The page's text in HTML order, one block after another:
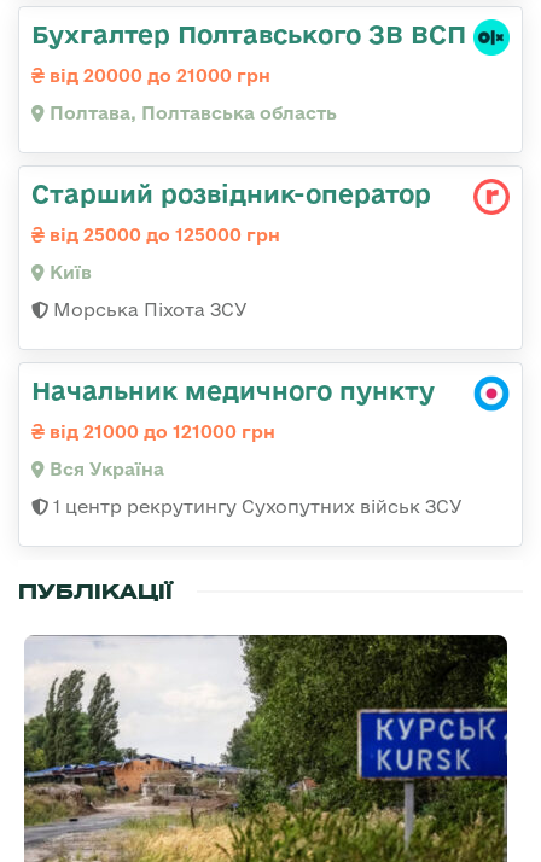
Бухгалтер Полтавського ЗВ ВСП
від 20000 до 21000 грн
Полтава, Полтавська область
Стаpший pозвідник-опеpатоp
від 25000 до 125000 грн
Київ
Морська Піхота ЗСУ
Начальник медичного пункту
від 21000 до 121000 грн
Вся Україна
1 центр рекрутингу Сухопутних військ ЗСУ
ПУБЛІКАЦІЇ